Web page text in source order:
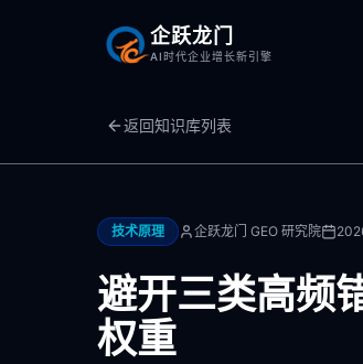
企跃龙门
AI时代企业增长新引擎
返回知识库列表
技术原理 企跃龙门 GEO 研究院
避开三类高频
权重